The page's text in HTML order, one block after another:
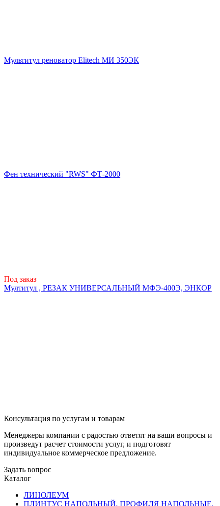
Мультитул реноватор Elitech МИ 350ЭК
Фен технический "RWS" ФТ-2000
Под заказ
Мултитул , РЕЗАК УНИВЕРСАЛЬНЫЙ МФЭ-400Э, ЭНКОР
Консультация по услугам и товарам
Менеджеры компании с радостью ответят на ваши вопросы и
произведут расчет стоимости услуг, и подготовят
индивидуальное коммерческое предложение.
Задать вопрос
Каталог
ЛИНОЛЕУМ
ПЛИНТУС НАПОЛЬНЫЙ, ПРОФИЛЯ НАПОЛЬНЫЕ,